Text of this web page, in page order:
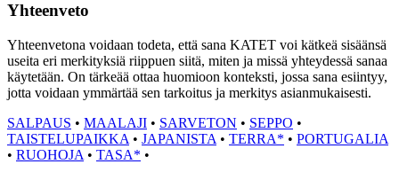
Yhteenveto
Yhteenvetona voidaan todeta, että sana KATET voi kätkeä sisäänsä
useita eri merkityksiä riippuen siitä, miten ja missä yhteydessä sanaa
käytetään. On tärkeää ottaa huomioon konteksti, jossa sana esiintyy,
jotta voidaan ymmärtää sen tarkoitus ja merkitys asianmukaisesti.
SALPAUS • MAALAJI • SARVETON • SEPPO •
TAISTELUPAIKKA • JAPANISTA • TERRA* • PORTUGALIA
• RUOHOJA • TASA* •